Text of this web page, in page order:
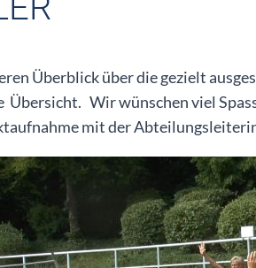
Überblick über die gezielt
Übersicht. Wir wünschen viel
mit der